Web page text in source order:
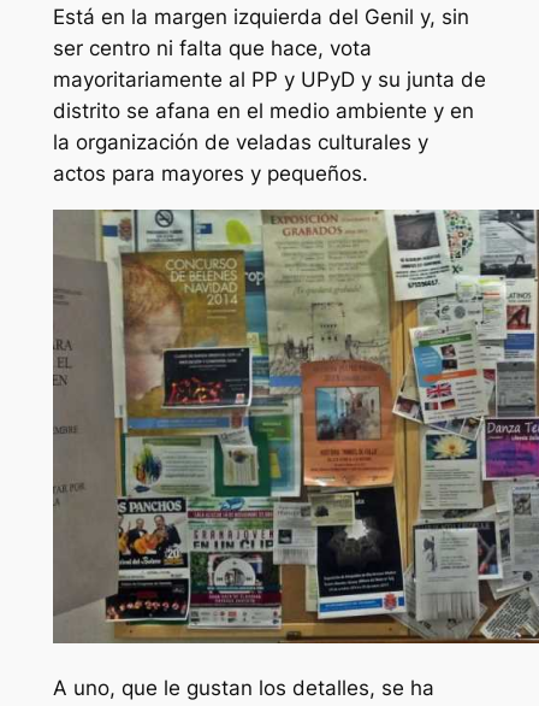
Está en la margen izquierda del Genil y, sin
ser centro ni falta que hace, vota
mayoritariamente al PP y UPyD y su junta de
distrito se afana en el medio ambiente y en
la organización de veladas culturales y
actos para mayores y pequeños.
A uno, que le gustan los detalles, se ha